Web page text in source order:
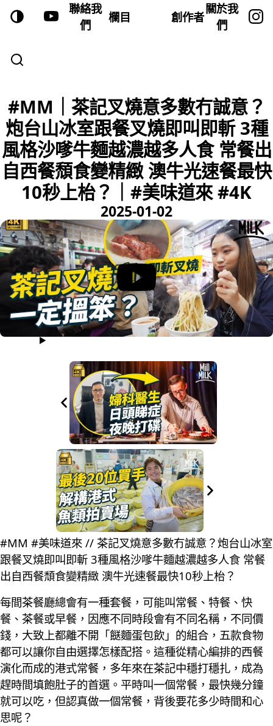
聯絡我
們
欄目 創作者
關於我
們
#MM｜茶記叉燒意多數冇誠意？
炮台山冰室跟餐叉燒即叫即斬 3種
風格沙嗲牛麵越濃越多人食 常餐出
自西餐頹食變精緻 澳牛光速餐最快
10秒上枱？｜#美味道來 #4K
2025-01-02
#MM #美味道來 // 茶記叉燒意多數冇誠意？炮台山冰室
跟餐叉燒即叫即斬 3種風格沙嗲牛麵越濃越多人食 常餐
出自西餐頹食變精緻 澳牛光速餐最快10秒上枱？
每間茶餐廳總會有一種套餐，可能叫常餐、特餐、快
餐、茶餐或早餐，因應不同時段會有不同名稱，不同價
錢，大致上都離不開「餸麵蛋包飲」的組合，五款食物
都可以讓你自由選擇怎樣配搭。這種從精心編排的西餐
演化而成的港式常餐，多年來在茶記中穩打穩扎，成為
趕時間填飽肚子的首選。平時叫一個常餐，最快幾分鐘
就可以吃，但認真做一個常餐，背後要花多少時間和心
思呢？